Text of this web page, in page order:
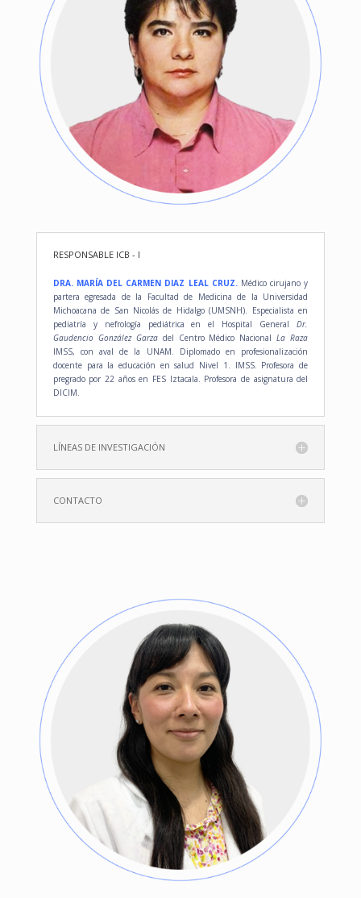
RESPONSABLE ICB - I
DRA. MARÍA DEL CARMEN DIAZ LEAL CRUZ. Médico cirujano y
partera egresada de la Facultad de Medicina de la Universidad
Michoacana de San Nicolás de Hidalgo (UMSNH). Especialista en
pediatría y nefrología pediátrica en el Hospital GeneralDr.
Gaudencio González Garzadel Centro Médico NacionalLa Raza
IMSS, con aval de la UNAM. Diplomado en profesionalización
docente para la educación en salud Nivel 1. IMSS. Profesora de
pregrado por 22 años en FES Iztacala. Profesora de asignatura del
DICIM.
LÍNEAS DE INVESTIGACIÓN
CONTACTO